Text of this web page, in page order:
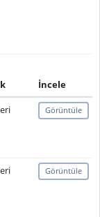
İncele
Görüntüle
Görüntüle